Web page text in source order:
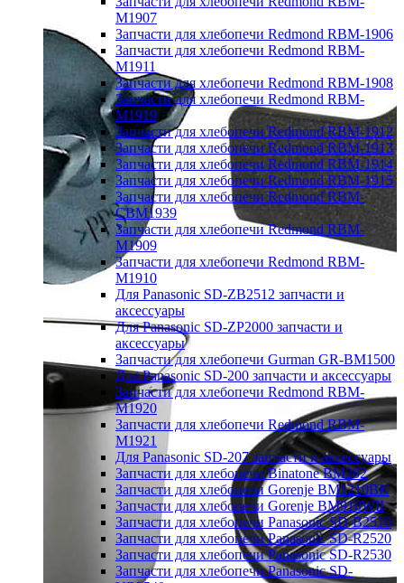
M1907
Запчасти для хлебопечи Redmond RBM-1906
Запчасти для хлебопечи Redmond RBM-
M1911
Запчасти для хлебопечи Redmond RBM-1908
Запчасти для хлебопечи Redmond RBM-
M1919
Запчасти для хлебопечи Redmond RBM-1912
Запчасти для хлебопечи Redmond RBM-1913
Запчасти для хлебопечи Redmond RBM-1914
Запчасти для хлебопечи Redmond RBM-1915
Запчасти для хлебопечи Redmond RBM-
CBM1939
Запчасти для хлебопечи Redmond RBM-
M1909
Запчасти для хлебопечи Redmond RBM-
M1910
Для Panasonic SD-ZB2512 запчасти и
аксессуары
Для Panasonic SD-ZP2000 запчасти и
аксессуары
Запчасти для хлебопечи Gurman GR-BM1500
Для Panasonic SD-200 запчасти и аксессуары
Запчасти для хлебопечи Redmond RBM-
M1920
Запчасти для хлебопечи Redmond RBM-
M1921
Для Panasonic SD-207 запчасти и аксессуары
Запчасти для хлебопечи Binatone BM202
Запчасти для хлебопечи Gorenje BM1210BK
Запчасти для хлебопечи Gorenje BM910WII
Запчасти для хлебопечи Panasonic SD-B2510
Запчасти для хлебопечи Panasonic SD-R2520
Запчасти для хлебопечи Panasonic SD-R2530
Запчасти для хлебопечи Panasonic SD-